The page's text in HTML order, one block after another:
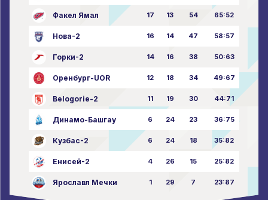
Факел Ямал 17 13 54 65:52
Нова-2 16 14 47 58:57
Горки-2 14 16 38 50:63
Оренбург-UOR 12 18 34 49:67
Belogorie-2 11 19 30 44:71
Динамо-Башгау 6 24 23 36:75
Кузбас-2 6 24 18 35:82
Енисей-2 4 26 15 25:82
Ярославл Мечки 1 29 7 23:87